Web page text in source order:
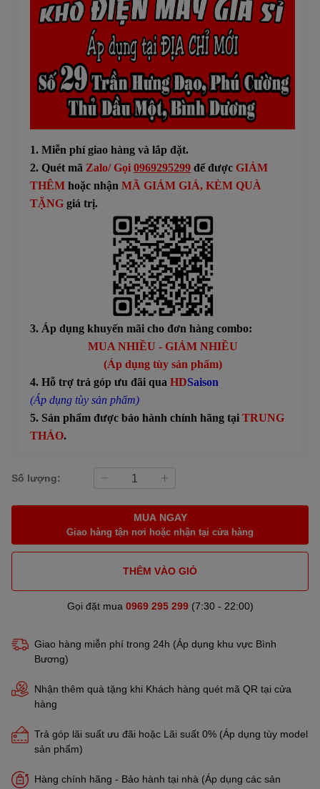
1. Miễn phí giao hàng và lắp đặt.
2. Quét mã Zalo/ Gọi 0969295299 để được GIẢM
THÊM hoặc nhận MÃ GIẢM GIÁ, KÈM QUÀ
TẶNG giá trị.
3. Áp dụng khuyến mãi cho đơn hàng combo:
MUA NHIỀU - GIẢM NHIỀU
(Áp dụng tùy sản phẩm)
4. Hỗ trợ trả góp ưu đãi qua HDSaison
(Áp dụng tùy sản phẩm)
5. Sản phẩm được bảo hành chính hãng tại TRUNG
THẢO.
Số lượng:
MUA NGAY
Giao hàng tận nơi hoặc nhận tại cửa hàng
THÊM VÀO GIỎ
Gọi đặt mua 0969 295 299(7:30 - 22:00)
Giao hàng miễn phí trong 24h (Áp dụng khu vực Bình
Bương)
Nhận thêm quà tặng khi Khách hàng quét mã QR tại cửa
hàng
Trả góp lãi suất ưu đãi hoặc Lãi suất 0% (Áp dụng tùy model
sản phẩm)
Hàng chính hãng - Bảo hành tại nhà (Áp dụng các sản